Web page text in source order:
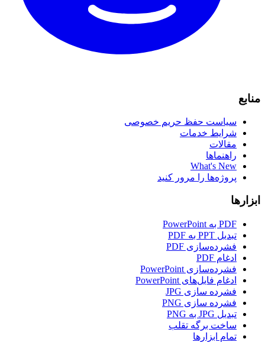
منابع
سیاست حفظ حریم خصوصی
شرایط خدمات
مقالات
راهنماها
What's New
پروژه‌ها را مرور کنید
ابزارها
PDF به PowerPoint
تبدیل PPT به PDF
فشرده‌سازی PDF
ادغام PDF
فشرده‌سازی PowerPoint
ادغام فایل‌های PowerPoint
فشرده سازی JPG
فشرده سازی PNG
تبدیل JPG به PNG
ساخت برگه تقلب
تمام ابزارها